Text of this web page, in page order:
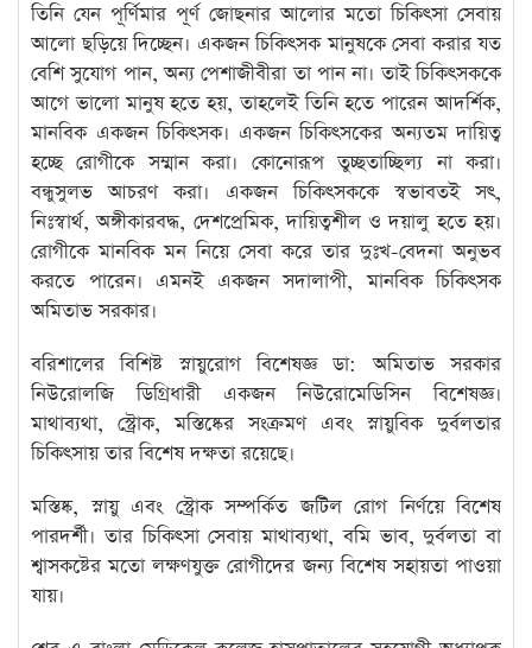
তিনি যেন পূর্ণিমার পূর্ণ জোছনার আলোর মতো চিকিৎসা সেবায়
আলো ছড়িয়ে দিচ্ছেন। একজন চিকিৎসক মানুষকে সেবা করার যত
বেশি সুযোগ পান, অন্য পেশাজীবীরা তা পান না। তাই চিকিৎসককে
আগে ভালো মানুষ হতে হয়, তাহলেই তিনি হতে পারেন আদর্শিক,
মানবিক একজন চিকিৎসক। একজন চিকিৎসকের অন্যতম দায়িত্ব
হচ্ছে রোগীকে সম্মান করা। কোনোরূপ তুচ্ছতাচ্ছিল্য না করা।
বন্ধুসুলভ আচরণ করা। একজন চিকিৎসককে স্বভাবতই সৎ,
নিঃস্বার্থ, অঙ্গীকারবদ্ধ, দেশপ্রেমিক, দায়িত্বশীল ও দয়ালু হতে হয়।
রোগীকে মানবিক মন নিয়ে সেবা করে তার দুঃখ-বেদনা অনুভব
করতে পারেন। এমনই একজন সদালাপী, মানবিক চিকিৎসক
অমিতাভ সরকার।
বরিশালের বিশিষ্ট স্নায়ুরোগ বিশেষজ্ঞ ডা: অমিতাভ সরকার
নিউরোলজি ডিগ্রিধারী একজন নিউরোমেডিসিন বিশেষজ্ঞ।
মাথাব্যথা, স্ট্রোক, মস্তিষ্কের সংক্রমণ এবং স্নায়ুবিক দুর্বলতার
চিকিৎসায় তার বিশেষ দক্ষতা রয়েছে।
মস্তিষ্ক, স্নায়ু এবং স্ট্রোক সম্পর্কিত জটিল রোগ নির্ণয়ে বিশেষ
পারদর্শী। তার চিকিৎসা সেবায় মাথাব্যথা, বমি ভাব, দুর্বলতা বা
শ্বাসকষ্টের মতো লক্ষণযুক্ত রোগীদের জন্য বিশেষ সহায়তা পাওয়া
যায়।